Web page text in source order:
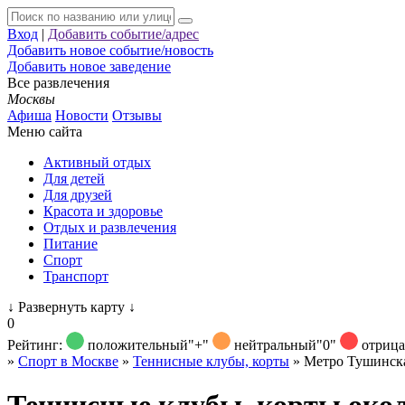
Вход | Добавить событие/адрес
Добавить новое событие/новость
Добавить новое заведение
Все развлечения
Москвы
Афиша Новости Отзывы
Меню сайта
Активный отдых
Для детей
Для друзей
Красота и здоровье
Отдых и развлечения
Питание
Спорт
Транспорт
↓ Развернуть карту ↓
0
Рейтинг:
положительный"+" нейтральный"0"
» Спорт в Москве » Теннисные клубы, корты » Метро